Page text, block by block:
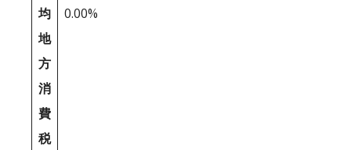
均
地
方
消
費
税
0.00%